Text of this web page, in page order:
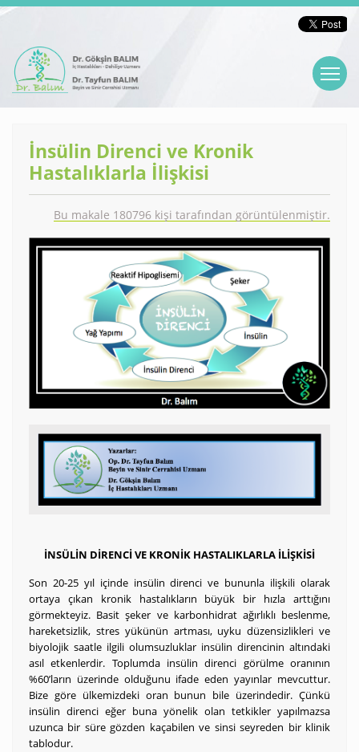
İnsülin Direnci ve Kronik
Hastalıklarla İlişkisi
Bu makale 180796 kişi tarafından görüntülenmiştir.
İNSÜLİN DİRENCİ VE KRONİK HASTALIKLARLA İLİŞKİSİ
Son 20-25 yıl içinde insülin direnci ve bununla ilişkili olarak
ortaya çıkan kronik hastalıkların büyük bir hızla arttığını
görmekteyiz. Basit şeker ve karbonhidrat ağırlıklı beslenme,
hareketsizlik, stres yükünün artması, uyku düzensizlikleri ve
biyolojik saatle ilgili olumsuzluklar insülin direncinin altındaki
asıl etkenlerdir. Toplumda insülin direnci görülme oranının
%60’ların üzerinde olduğunu ifade eden yayınlar mevcuttur.
Bize göre ülkemizdeki oran bunun bile üzerindedir. Çünkü
insülin direnci eğer buna yönelik olan tetkikler yapılmazsa
uzunca bir süre gözden kaçabilen ve sinsi seyreden bir klinik
tablodur.